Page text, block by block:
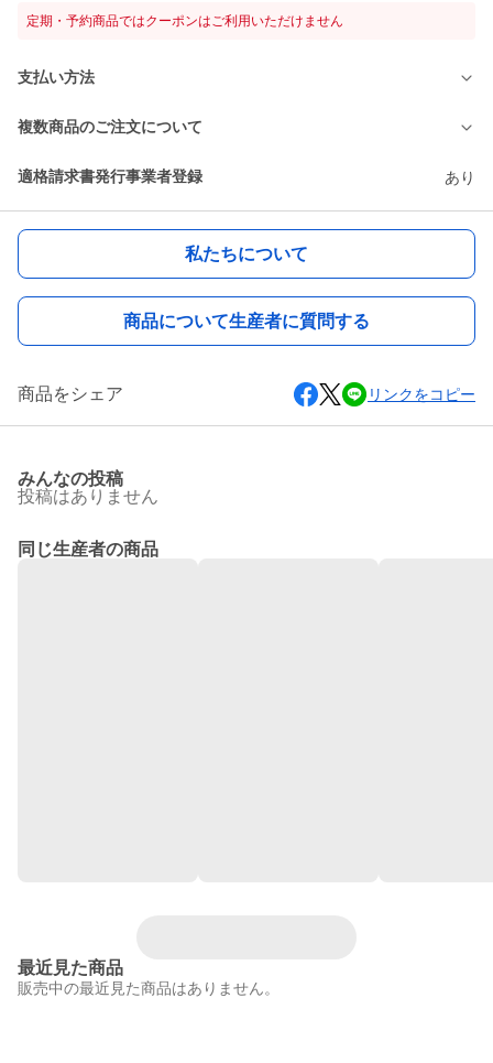
定期・予約商品ではクーポンはご利用いただけません
支払い方法
複数商品のご注文について
適格請求書発行事業者登録 あり
私たちについて
商品について生産者に質問する
商品をシェア リンクをコピー
みんなの投稿
投稿はありません
同じ生産者の商品
最近見た商品
販売中の最近見た商品はありません。